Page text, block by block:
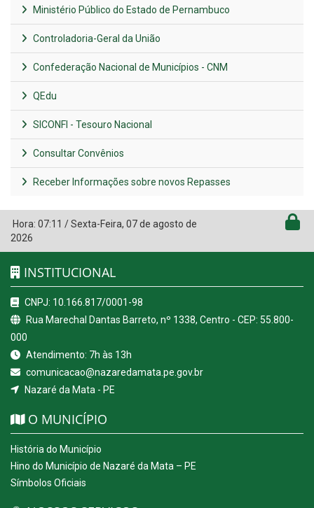
Ministério Público do Estado de Pernambuco
Controladoria-Geral da União
Confederação Nacional de Municípios - CNM
QEdu
SICONFI - Tesouro Nacional
Consultar Convênios
Receber Informações sobre novos Repasses
Hora: 07:11 /Sexta-Feira, 07 de agosto de
2026
INSTITUCIONAL
CNPJ: 10.166.817/0001-98
Rua Marechal Dantas Barreto, nº 1338, Centro - CEP: 55.800-
000
Atendimento: 7h às 13h
comunicacao@nazaredamata.pe.gov.br
Nazaré da Mata - PE
O MUNICÍPIO
História do Município
Hino do Município de Nazaré da Mata – PE
Símbolos Oficiais